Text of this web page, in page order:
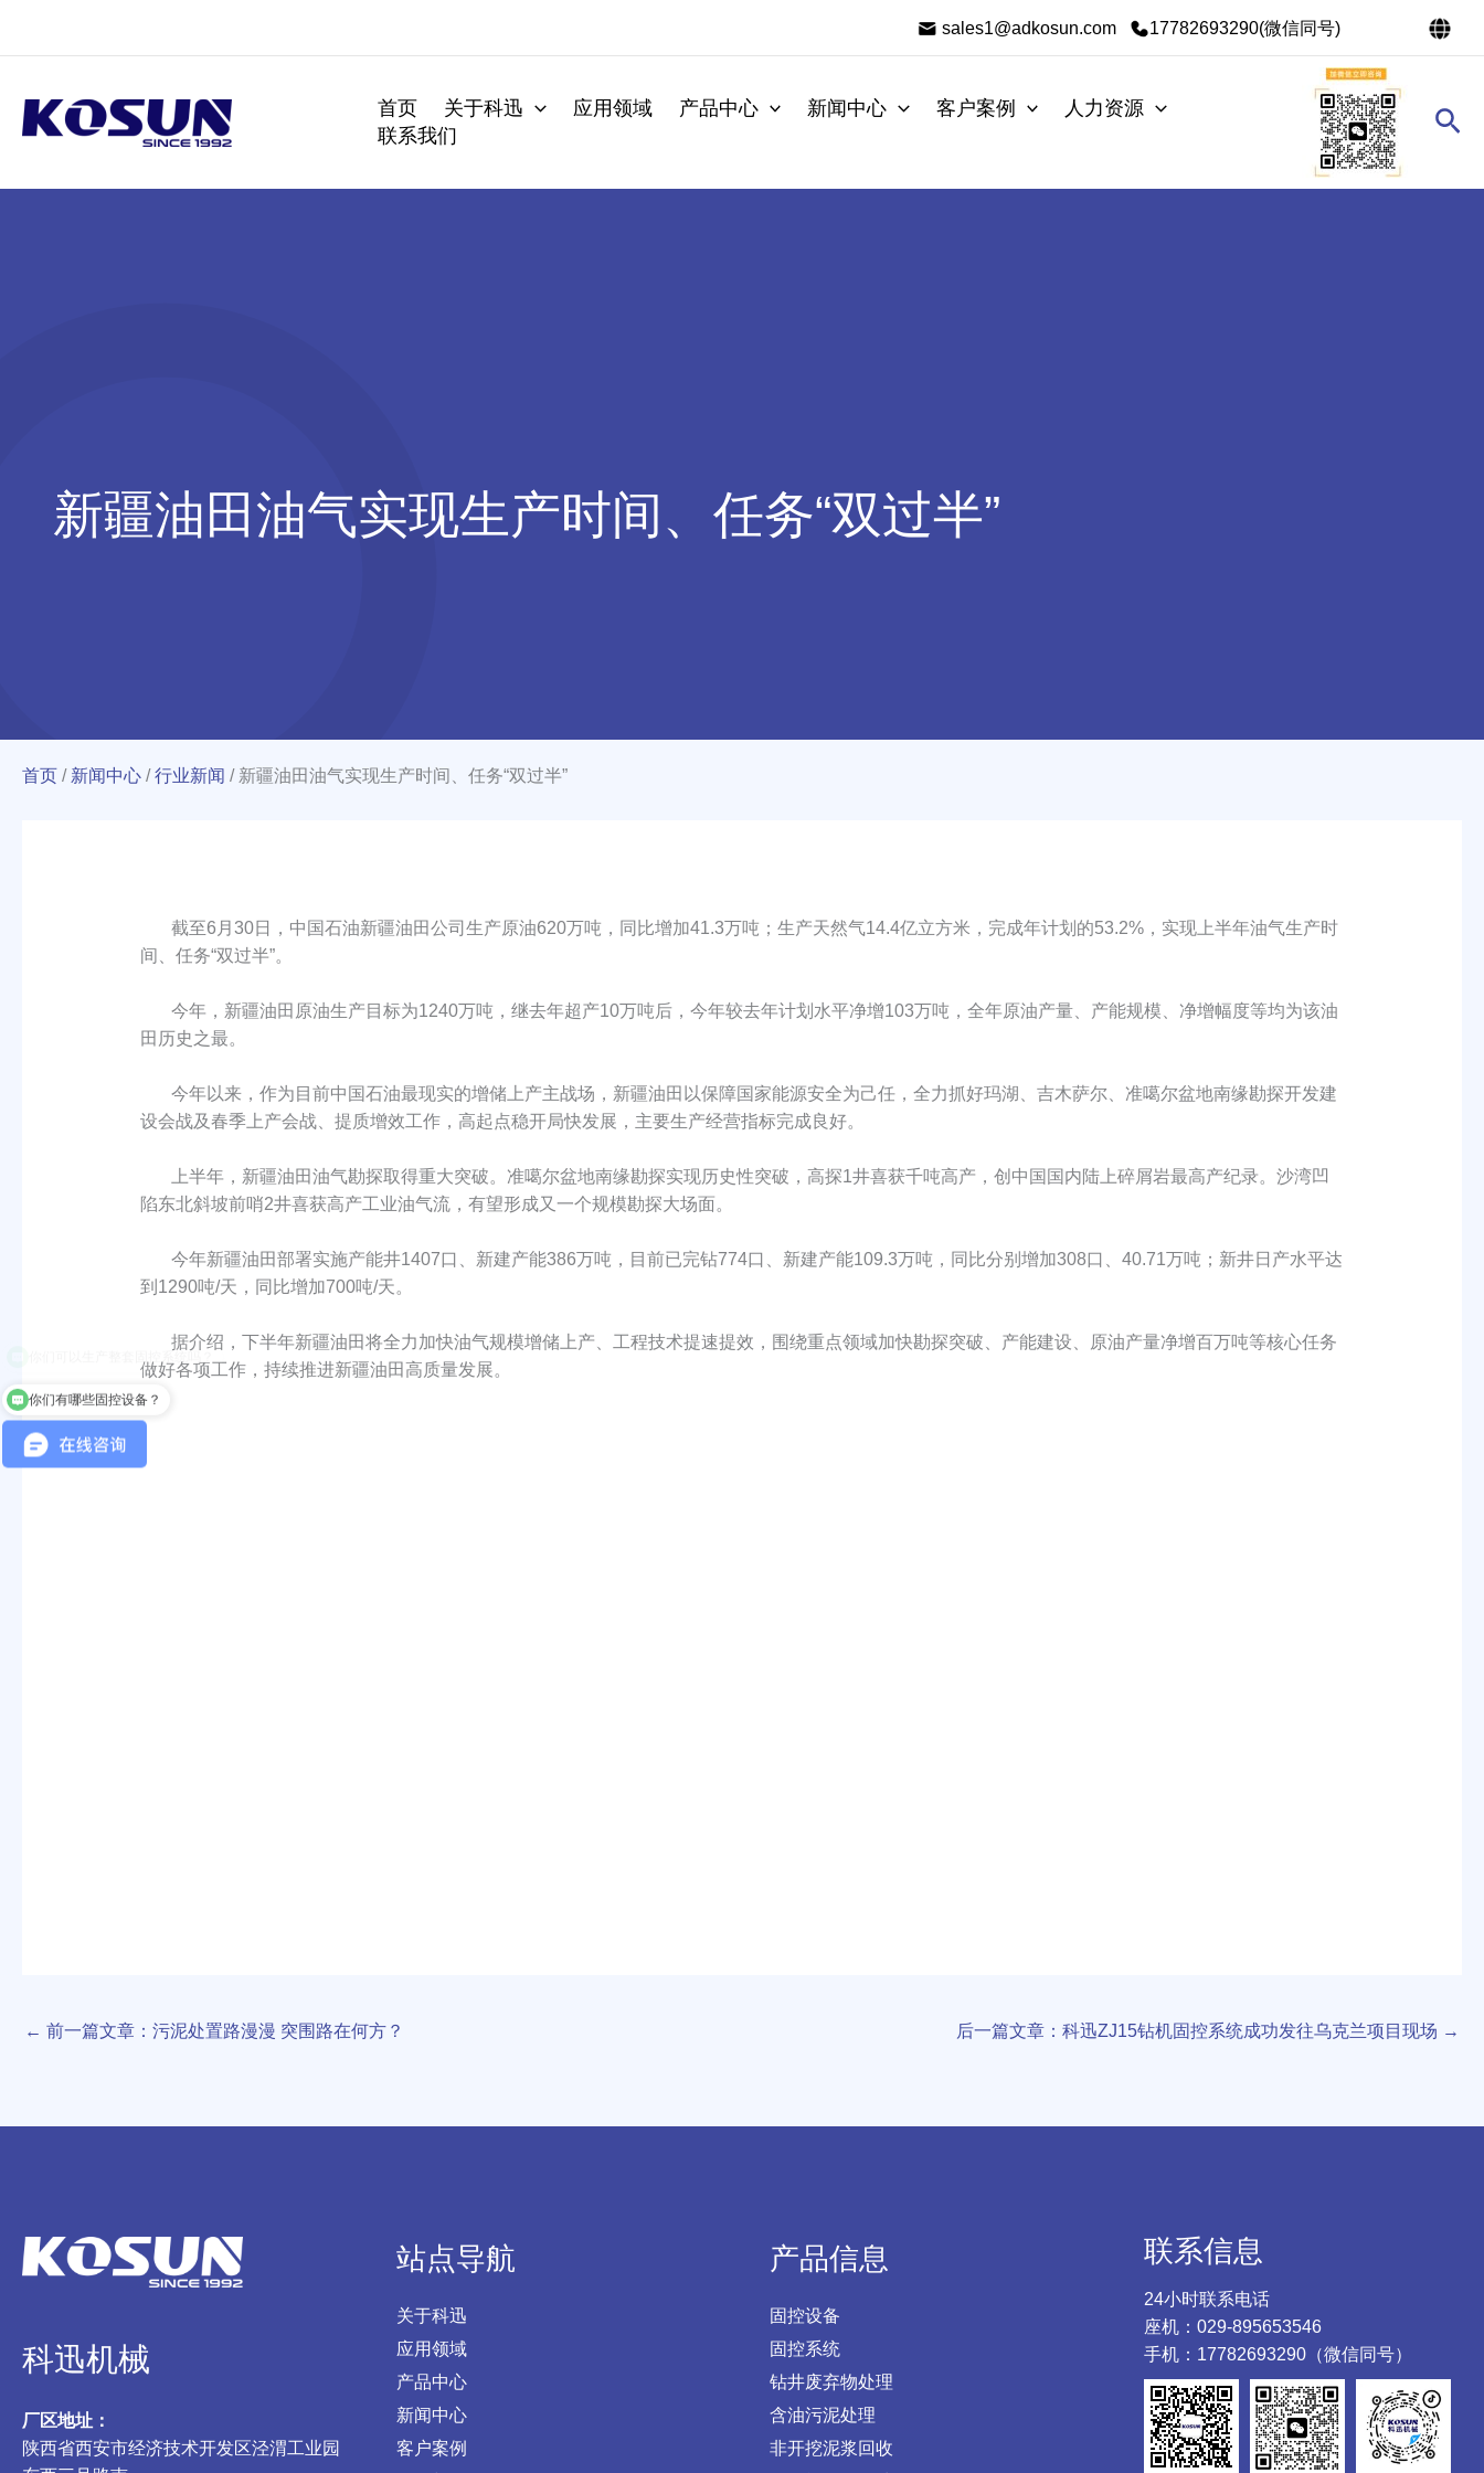
sales1@adkosun.com 17782693290(微信同号)
首页 关于科迅 应用领域 产品中心 新闻中心 客户案例
人力资源
联系我们
搜
新疆油田油气实现生产时间、任务“双过半”
首页 / 新闻中心 /行业新闻 / 新疆油田油气实现生产时间、任务“双过半”
截至6月30日，中国石油新疆油田公司生产原油620万吨，同比增加41.3万吨；生产天然气14.4亿立方米，完成年计划的53.2%，实现上半年油气生产时
间、任务“双过半”。
今年，新疆油田原油生产目标为1240万吨，继去年超产10万吨后，今年较去年计划水平净增103万吨，全年原油产量、产能规模、净增幅度等均为该油
田历史之最。
今年以来，作为目前中国石油最现实的增储上产主战场，新疆油田以保障国家能源安全为己任，全力抓好玛湖、吉木萨尔、准噶尔盆地南缘勘探开发建
设会战及春季上产会战、提质增效工作，高起点稳开局快发展，主要生产经营指标完成良好。
上半年，新疆油田油气勘探取得重大突破。准噶尔盆地南缘勘探实现历史性突破，高探1井喜获千吨高产，创中国国内陆上碎屑岩最高产纪录。沙湾凹
陷东北斜坡前哨2井喜获高产工业油气流，有望形成又一个规模勘探大场面。
今年新疆油田部署实施产能井1407口、新建产能386万吨，目前已完钻774口、新建产能109.3万吨，同比分别增加308口、40.71万吨；新井日产水平达
到1290吨/天，同比增加700吨/天。
据介绍，下半年新疆油田将全力加快油气规模增储上产、工程技术提速提效，围绕重点领域加快勘探突破、产能建设、原油产量净增百万吨等核心任务
做好各项工作，持续推进新疆油田高质量发展。
← 前一篇文章：污泥处置路漫漫 突围路在何方？ 后一篇文章：科迅ZJ15钻机固控系统成功发往乌克兰项目现场 →
科迅机械
厂区地址：
陕西省西安市经济技术开发区泾渭工业园
站点导航
关于科迅
应用领域
产品中心
新闻中心
客户案例
产品信息
固控设备
固控系统
钻井废弃物处理
含油污泥处理
非开挖泥浆回收
联系信息
24小时联系电话
座机：029-895653546
手机：17782693290（微信同号）
你们有哪些固控设备？